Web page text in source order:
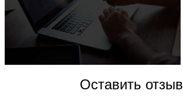
Оставить отзыв